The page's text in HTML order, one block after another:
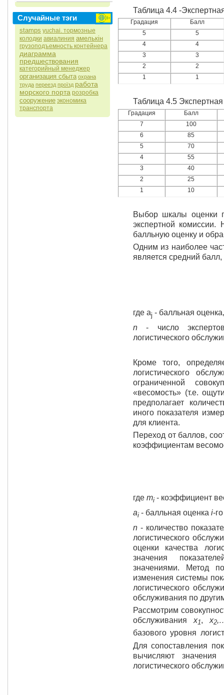
Случайные тэги
stamps yuchai. тормозные
колодки авиалиния амелькін
грузоподъемность контейнера
диаграмма
предшествования
категорийный менеджер
организация сбыта охрана
труда переезд проїзд работа
морского порта розробка
сооружение экономика
транспорта
Таблица 4.4 -
Градация
Балл
5
5
4
4
3
3
2
2
1
1
Таблица 4.5
Градация
Балл
7
100
6
85
5
70
4
55
3
40
2
25
1
10
Выбор шкалы оценки
экспертной
балльную оценку и
Одним из наиболее
является средний
где aj - балльная
n - число
логистического
Кроме того,
логистического
ограниченной
«весомость» (т.е.
предполагает
иного показателя
для клиента.
Переход от баллов,
коэффициентам
где mi - коэффициент
ai - балльная оценка i-
n - количество
логистического
оценки качества
значения
значениями. Метод
изменения системы
логистического
обслуживания по
Рассмотрим
обслуживания x1, x2
базового уровня
Для сопоставления
вычисляют значения
логистического